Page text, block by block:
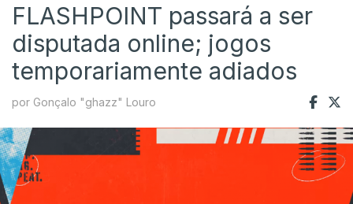
FLASHPOINT passará a ser
disputada online; jogos
temporariamente adiados
por Gonçalo "ghazz" Louro